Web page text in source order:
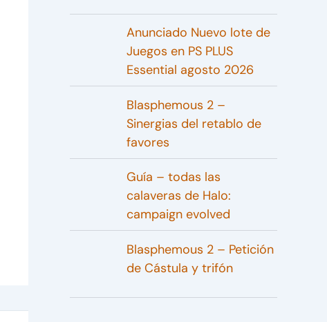
Anunciado Nuevo lote de
Juegos en PS PLUS
Essential agosto 2026
Blasphemous 2 –
Sinergias del retablo de
favores
Guía – todas las
calaveras de Halo:
campaign evolved
Blasphemous 2 – Petición
de Cástula y trifón